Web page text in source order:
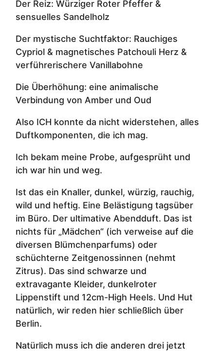
Der Reiz: Würziger Roter Pfeffer &
sensuelles Sandelholz
Der mystische Suchtfaktor: Rauchiges
Cypriol & magnetisches Patchouli Herz &
verführerischere Vanillabohne
Die Überhöhung: eine animalische
Verbindung von Amber und Oud
Also ICH konnte da nicht widerstehen, alles
Duftkomponenten, die ich mag.
Ich bekam meine Probe, aufgesprüht und
ich war hin und weg.
Ist das ein Knaller, dunkel, würzig, rauchig,
wild und heftig. Eine Belästigung tagsüber
im Büro. Der ultimative Abendduft. Das ist
nichts für „Mädchen“ (ich verweise auf die
diversen Blümchenparfums) oder
schüchterne Zeitgenossinnen (nehmt
Zitrus). Das sind schwarze und
extravagante Kleider, dunkelroter
Lippenstift und 12cm-High Heels. Und Hut
natürlich, wir reden hier schließlich über
Berlin.
Natürlich muss ich die anderen drei jetzt